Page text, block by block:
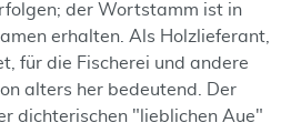
der Wortstamm ist in
erhalten. Als Holzlieferant,
für die Fischerei und andere
alters her bedeutend. Der
dichterischen "lieblichen Aue"